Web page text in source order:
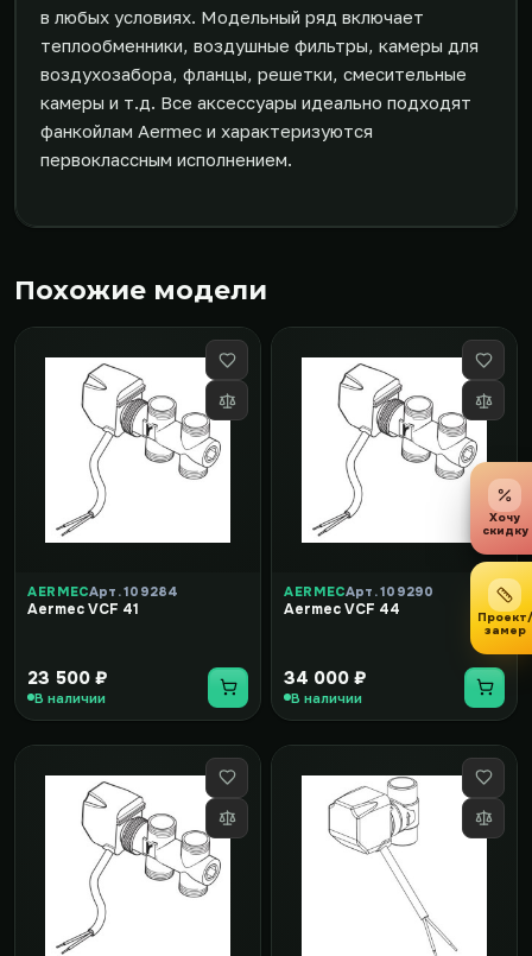
в любых условиях. Модельный ряд включает
теплообменники, воздушные фильтры, камеры для
воздухозабора, фланцы, решетки, смесительные
камеры и т.д. Все аксессуары идеально подходят
фанкойлам Aermec и характеризуются
первоклассным исполнением.
Похожие модели
AERMECАрт. 109284
Aermec VCF 41
23 500 ₽
В наличии
AERMECАрт. 109290
Aermec VCF 44
34 000 ₽
В наличии
Хочу
скидку
Проект/
замер